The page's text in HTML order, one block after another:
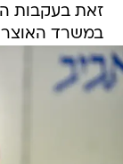
זאת בעקבות
במשרד האוצר